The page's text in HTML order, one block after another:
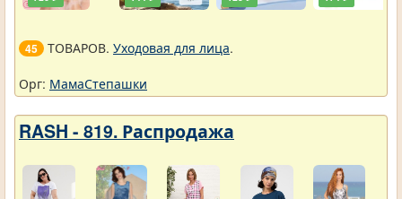
45 ТОВАРОВ. Уходовая для лица.
Орг: МамаСтепашки
RASH - 819. Распродажа